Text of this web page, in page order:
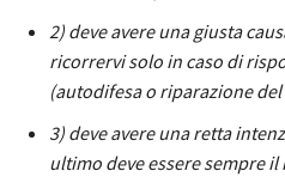
2) deve avere una giusta
ricorrervi solo in caso di
(autodifesa o riparazione
3) deve avere una retta
ultimo deve essere sempre